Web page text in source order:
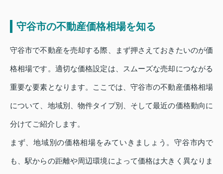
守谷市の不動産価格相場を知る
守谷市で不動産を売却する際、まず押さえておきたいのが価
格相場です。適切な価格設定は、スムーズな売却につながる
重要な要素となります。ここでは、守谷市の不動産価格相場
について、地域別、物件タイプ別、そして最近の価格動向に
分けてご紹介します。
まず、地域別の価格相場をみていきましょう。守谷市内で
も、駅からの距離や周辺環境によって価格は大きく異なりま